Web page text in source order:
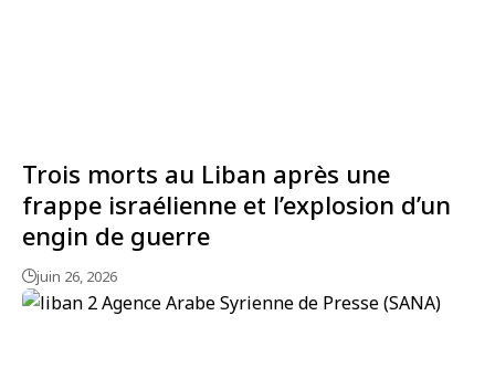
Trois morts au Liban après une
frappe israélienne et l’explosion d’un
engin de guerre
juin 26, 2026